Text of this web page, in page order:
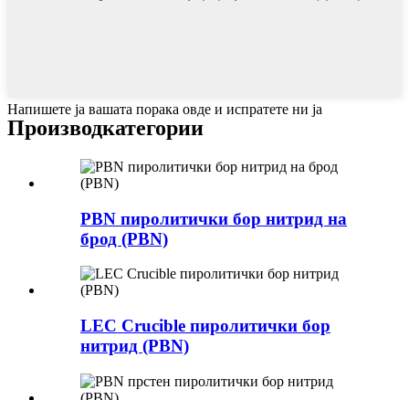
Напишете ја вашата порака овде и испратете ни ја
Производкатегории
PBN пиролитички бор нитрид на
брод (PBN)
LEC Crucible пиролитички бор
нитрид (PBN)